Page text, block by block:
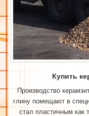
Купить
Производство
глину помещают в
стал пластичным как